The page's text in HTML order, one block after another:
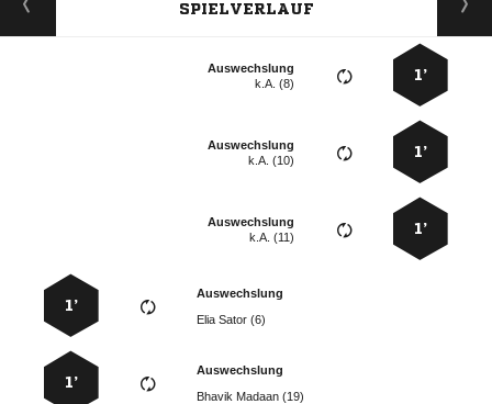
SPIELVERLAUF
1’
Auswechslung
k.A. (8)
1’
Auswechslung
k.A. (10)
1’
Auswechslung
k.A. (11)
Auswechslung
  
1’
Auswechslung
  
1’